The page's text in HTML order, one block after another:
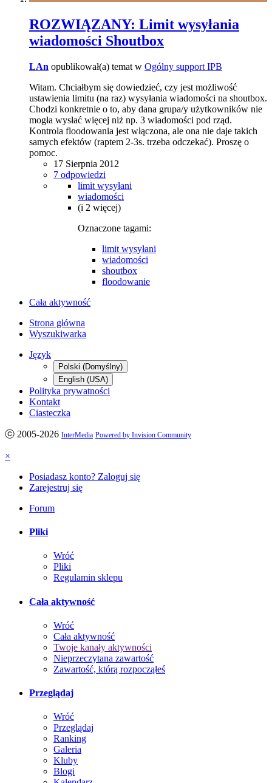
ROZWIĄZANY: Limit wysyłania
wiadomości Shoutbox
LAn opublikował(a) temat w Ogólny support IPB
Witam. Chciałbym się dowiedzieć, czy jest możliwość
ustawienia limitu (na raz) wysyłania wiadomości na shoutbox.
Chodzi konkretnie o to, aby dana grupa/y użytkowników nie
mogła wysłać więcej niż np. 3 wiadomości pod rząd.
Kontrola floodowania jest włączona, ale ona nie daje takich
samych efektów (raptem 2-3s. trzeba odczekać). Proszę o
pomoc.
17 Sierpnia 2012
7 odpowiedzi
limit wysyłani
wiadomości
(i 2 więcej)
Oznaczone tagami:
limit wysyłani
wiadomości
shoutbox
floodowanie
Cała aktywność
Strona główna
Wyszukiwarka
Język
Polski (Domyślny)
English (USA)
Polityka prywatności
Kontakt
Ciasteczka
ⓒ 2005-2026 InterMedia Powered by Invision Community
×
Posiadasz konto? Zaloguj się
Zarejestruj się
Forum
Pliki
Wróć
Pliki
Regulamin sklepu
Cała aktywność
Wróć
Cała aktywność
Twoje kanały aktywności
Nieprzeczytana zawartość
Zawartość, którą rozpocząłeś
Przeglądaj
Wróć
Przeglądaj
Ranking
Galeria
Kluby
Blogi